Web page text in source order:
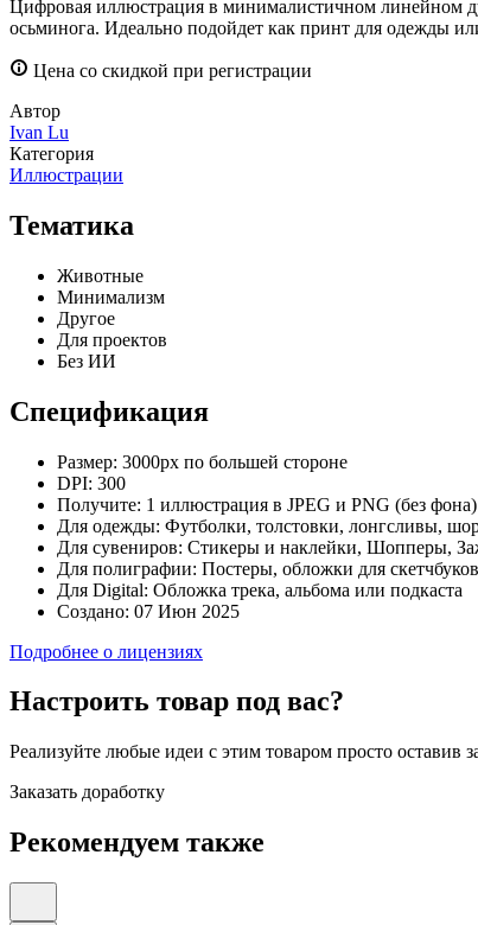
Цифровая иллюстрация в минималистичном линейном
осьминога. Идеально подойдет как принт для одежды
Цена со скидкой при регистрации
Автор
Ivan Lu
Категория
Иллюстрации
Тематика
Животные
Минимализм
Другое
Для проектов
Без ИИ
Спецификация
Размер: 3000px по большей стороне
DPI: 300
Получите: 1 иллюстрация в JPEG и PNG (без
Для одежды: Футболки, толстовки, лонгсливы,
Для сувениров: Стикеры и наклейки, Шопперы,
Для полиграфии: Постеры, обложки для
Для Digital: Обложка трека, альбома или подкаста
Создано: 07 Июн 2025
Подробнее о лицензиях
Настроить товар под вас?
Реализуйте любые идеи с этим товаром просто оставив
Заказать доработку
Рекомендуем также